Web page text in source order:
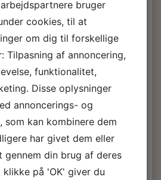
lim kam arbejdes med i 42
21 gr.) og kan belastes efter 24
ml. resin og hærder.
m/Moms
Læg i kurv
bruger
cookies, til at
om dig til forskellige
Tilpasning af annoncering,
funktionalitet,
Disse oplysninger
annoncerings- og
som kan kombinere dem
har givet dem eller
gennem din brug af deres
klikke på 'OK' giver du